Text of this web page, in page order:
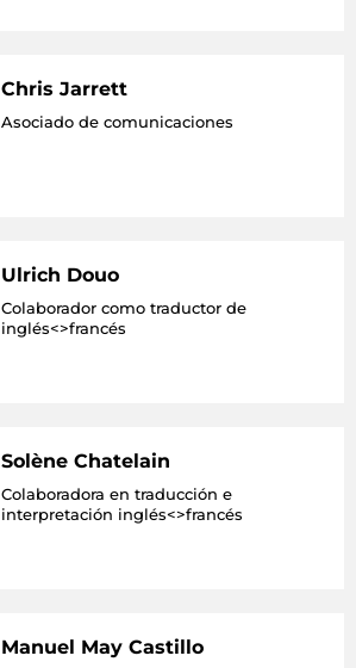
Chris Jarrett
Asociado de comunicaciones
Ulrich Douo
Colaborador como traductor de
inglés<>francés
Solène Chatelain
Colaboradora en traducción e
interpretación inglés<>francés
Manuel May Castillo